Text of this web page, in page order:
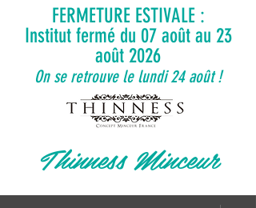
FERMETURE ESTIVALE :
Institut fermé du 07 août au 23
août 2026
On se retrouve le lundi 24 août !
Thinness Minceur